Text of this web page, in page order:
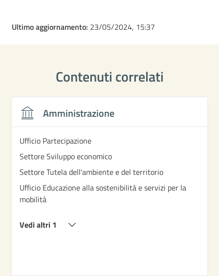
Ultimo aggiornamento: 23/05/2024, 15:37
Contenuti correlati
Amministrazione
Ufficio Partecipazione
Settore Sviluppo economico
Settore Tutela dell'ambiente e del territorio
Ufficio Educazione alla sostenibilità e servizi per la
mobilità
Vedi altri 1